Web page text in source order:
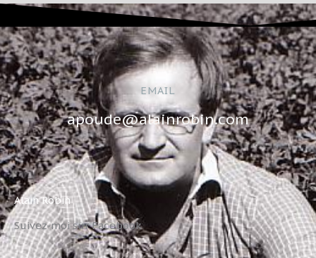
EMAIL
apoude@alainrobin.com
Alain Robin
Suivez-moi sur Facebook